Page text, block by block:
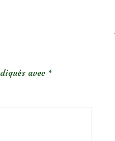
avec *